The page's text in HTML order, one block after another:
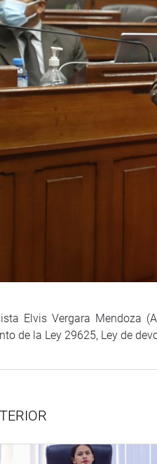
Elvis Vergara Mendoza
de la Ley 29625, Ley de